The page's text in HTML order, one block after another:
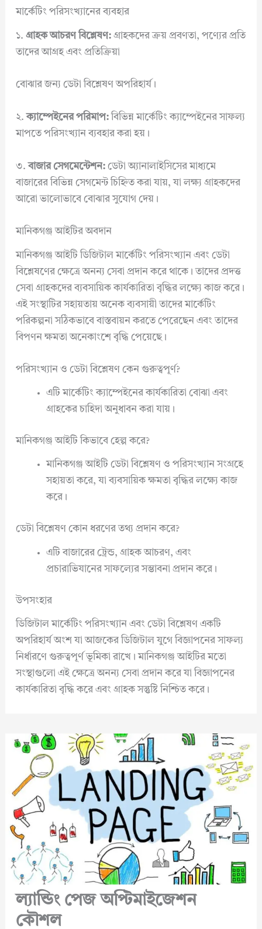
মার্কেটিং পরিসংখ্যানের ব্যবহার
১. গ্রাহক আচরণ বিশ্লেষণ:গ্রাহকদের ক্রয় প্রবণতা, পণ্যের প্রতি
তাদের আগ্রহ এবং প্রতিক্রিয়া
বোঝার জন্য ডেটা বিশ্লেষণ অপরিহার্য।
২.ক্যাম্পেইনের পরিমাপ:বিভিন্ন মার্কেটিং ক্যাম্পেইনের সাফল্য
মাপতে পরিসংখ্যান ব্যবহার করা হয়।
৩.বাজার সেগমেন্টেশন:ডেটা অ্যানালাইসিসের মাধ্যমে
বাজারের বিভিন্ন সেগমেন্ট চিহ্নিত করা যায়, যা লক্ষ্য গ্রাহকদের
আরো ভালোভাবে বোঝার সুযোগ দেয়।
মানিকগঞ্জ আইটির অবদান
মানিকগঞ্জ আইটি ডিজিটাল মার্কেটিং পরিসংখ্যান এবং ডেটা
বিশ্লেষণের ক্ষেত্রে অনন্য সেবা প্রদান করে থাকে। তাদের প্রদত্ত
সেবা গ্রাহকদের ব্যবসায়িক কার্যকারিতা বৃদ্ধির লক্ষ্যে কাজ করে।
এই সংস্থাটির সহায়তায় অনেক ব্যবসায়ী তাদের মার্কেটিং
পরিকল্পনা সঠিকভাবে বাস্তবায়ন করতে পেরেছেন এবং তাদের
বিপণন ক্ষমতা অনেকাংশে বৃদ্ধি পেয়েছে।
পরিসংখ্যান ও ডেটা বিশ্লেষণ কেন গুরুত্বপূর্ণ?
এটি মার্কেটিং ক্যাম্পেইনের কার্যকারিতা বোঝা এবং
গ্রাহকের চাহিদা অনুধাবন করা যায়।
মানিকগঞ্জ আইটি কিভাবে হেল্প করে?
মানিকগঞ্জ আইটি ডেটা বিশ্লেষণ ও পরিসংখ্যান সংগ্রহে
সহায়তা করে, যা ব্যবসায়িক ক্ষমতা বৃদ্ধির লক্ষ্যে কাজ
করে।
ডেটা বিশ্লেষণ কোন ধরণের তথ্য প্রদান করে?
এটি বাজারের ট্রেন্ড, গ্রাহক আচরণ, এবং
প্রচারাভিযানের সাফল্যের সম্ভাবনা প্রদান করে।
উপসংহার
ডিজিটাল মার্কেটিং পরিসংখ্যান এবং ডেটা বিশ্লেষণ একটি
অপরিহার্য অংশ যা আজকের ডিজিটাল যুগে বিজ্ঞাপনের সাফল্য
নির্ধারণে গুরুত্বপূর্ণ ভূমিকা রাখে। মানিকগঞ্জ আইটির মতো
সংস্থাগুলো এই ক্ষেত্রে অনন্য সেবা প্রদান করে যা বিজ্ঞাপনের
কার্যকারিতা বৃদ্ধি করে এবং গ্রাহক সন্তুষ্টি নিশ্চিত করে।
ল্যান্ডিং পেজ অপ্টিমাইজেশন
কৌশল